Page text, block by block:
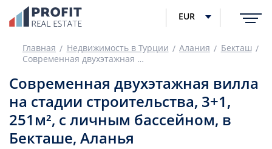
EUR
Главная Недвижимость в Турции Алания
Бекташ
Современная двухэтажная вилла на стадии строительства, 3+1, 251м², с личным бассейном, в Бекташе, Аланья
Современная двухэтажная вилла
на стадии строительства, 3+1,
251м², с личным бассейном, в
Бекташе, Аланья